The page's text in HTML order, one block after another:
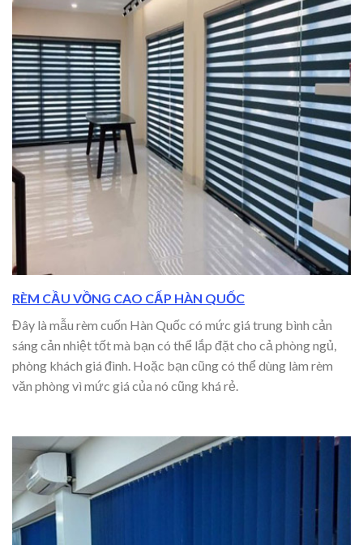
RÈM CẦU VỒNG CAO CẤP HÀN QUỐC
Đây là mẫu rèm cuốn Hàn Quốc có mức giá trung bình cản
sáng cản nhiệt tốt mà bạn có thể lắp đặt cho cả phòng ngủ,
phòng khách giá đình. Hoặc bạn cũng có thể dùng làm rèm
văn phòng vì mức giá của nó cũng khá rẻ.